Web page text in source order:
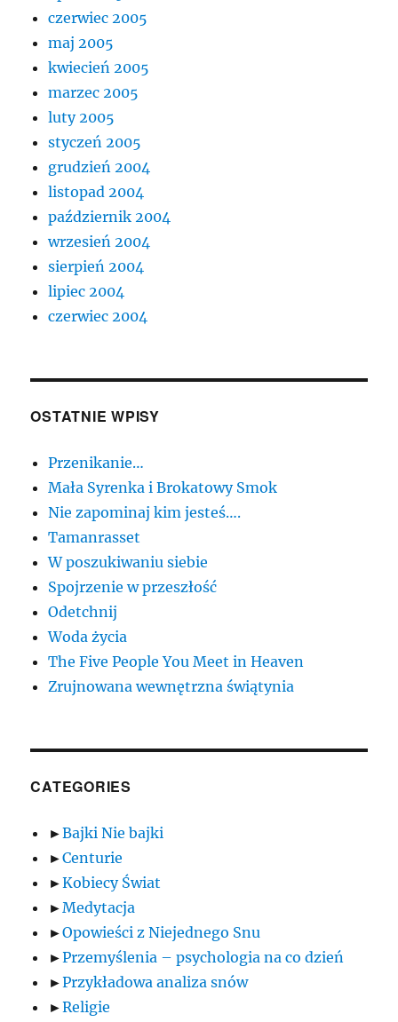
czerwiec 2005
maj 2005
kwiecień 2005
marzec 2005
luty 2005
styczeń 2005
grudzień 2004
listopad 2004
październik 2004
wrzesień 2004
sierpień 2004
lipiec 2004
czerwiec 2004
OSTATNIE WPISY
Przenikanie…
Mała Syrenka i Brokatowy Smok
Nie zapominaj kim jesteś….
Tamanrasset
W poszukiwaniu siebie
Spojrzenie w przeszłość
Odetchnij
Woda życia
The Five People You Meet in Heaven
Zrujnowana wewnętrzna świątynia
CATEGORIES
►Bajki Nie bajki
►Centurie
►Kobiecy Świat
►Medytacja
►Opowieści z Niejednego Snu
►Przemyślenia – psychologia na co dzień
►Przykładowa analiza snów
►Religie